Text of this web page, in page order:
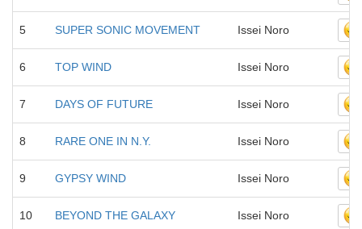
5 SUPER SONIC MOVEMENT Issei Noro
6 TOP WIND Issei Noro
7 DAYS OF FUTURE Issei Noro
8 RARE ONE IN N.Y. Issei Noro
9 GYPSY WIND Issei Noro
10 BEYOND THE GALAXY Issei Noro